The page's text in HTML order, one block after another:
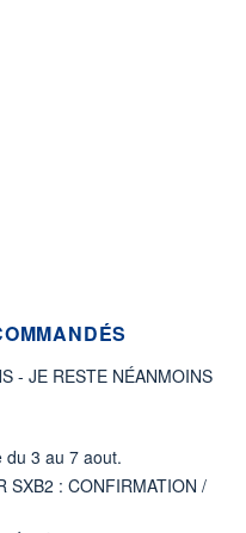
- JE RESTE NÉANMOINS
du 3 au 7 aout.
SXB2 : CONFIRMATION /